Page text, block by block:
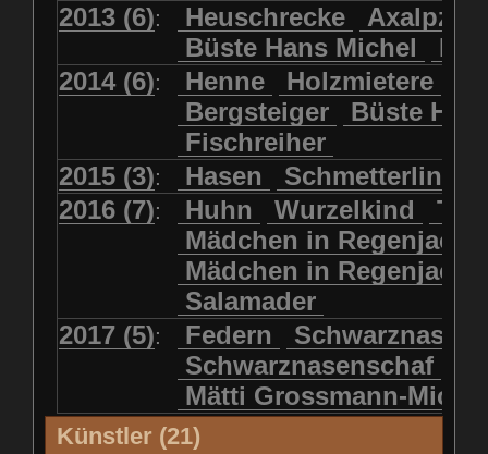
2013 (6): Heuschrecke
Büste Hans Michel
2014 (6): Henne Holzmietere
Bergsteiger
Büste HP
Fischreiher
2015 (3): Hasen Schmetterlinge
2016 (7): Huhn Wurzelkind
Mädchen in
Mädchen in Regenjacke
Salamader
2017 (5): Federn
Schwarznasenschaf
Mätti Grossmann-
Künstler (21)